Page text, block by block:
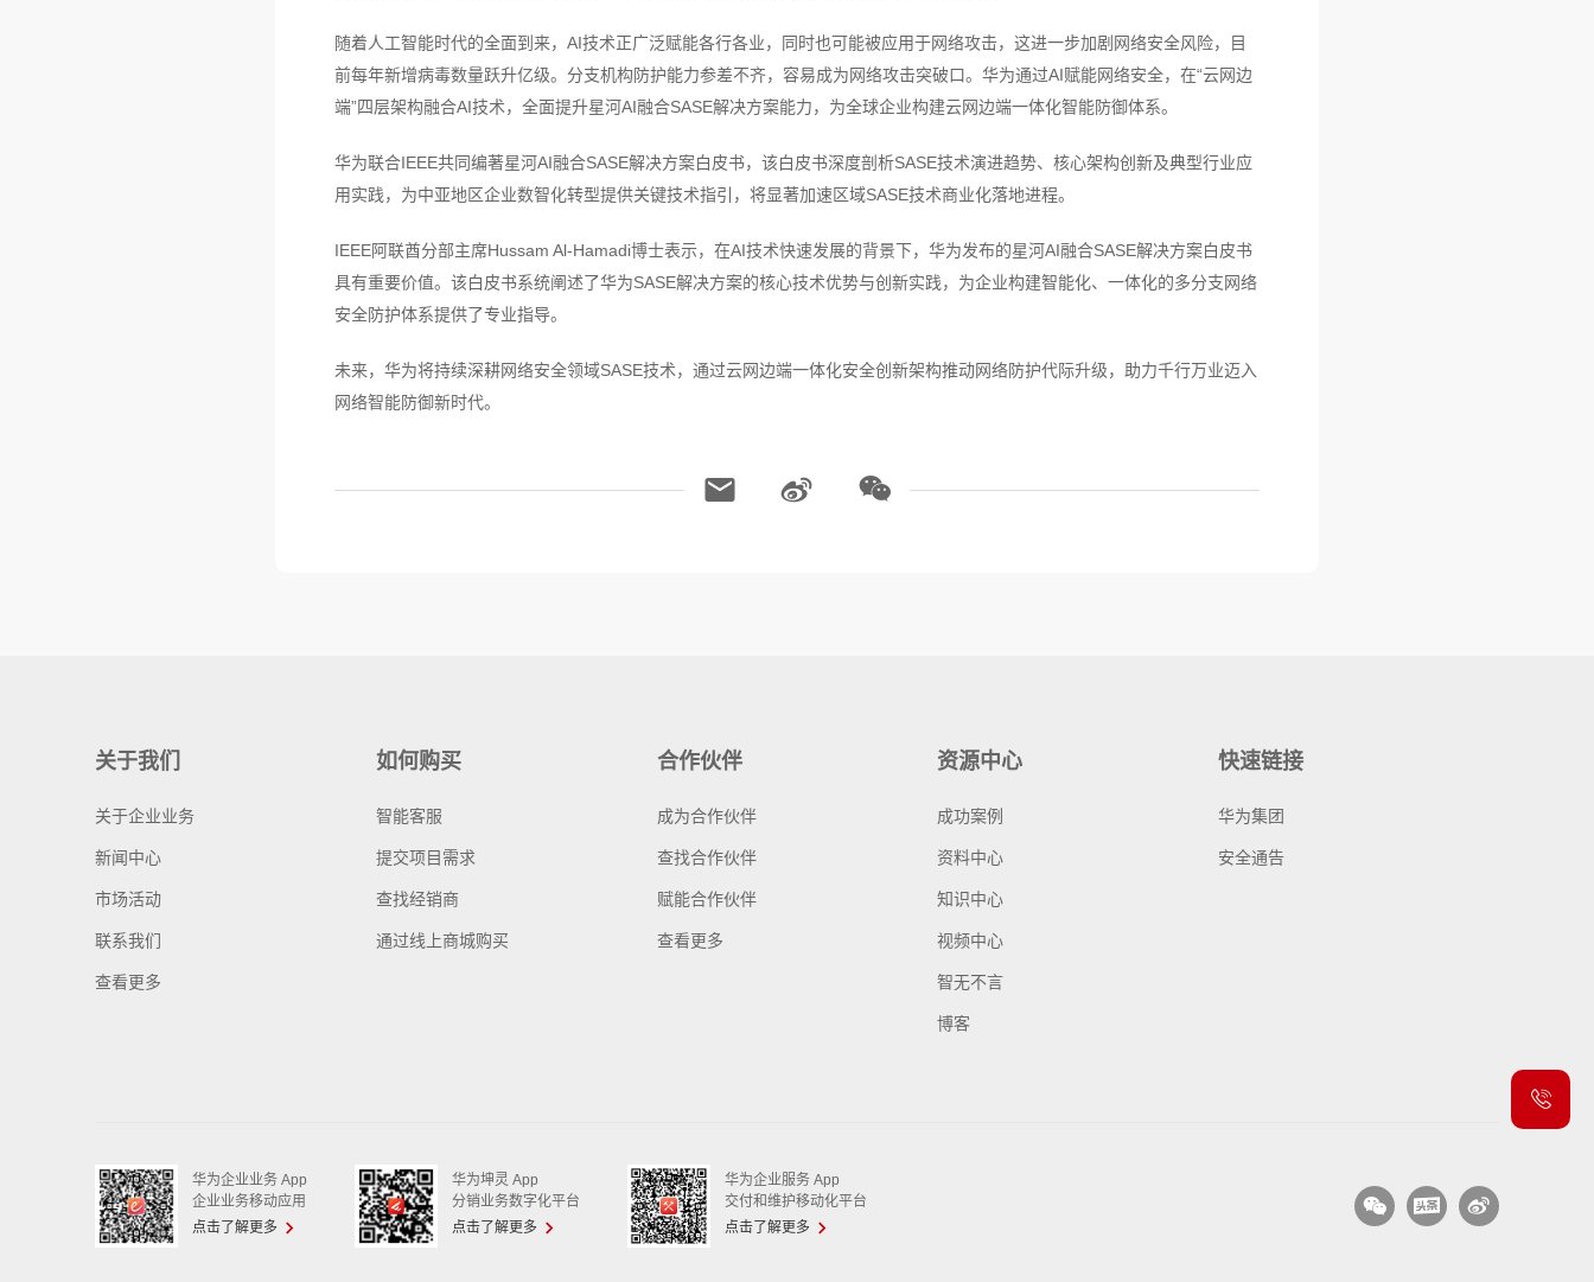
随着人工智能时代的全面到来，AI技术正广泛赋能各行各业，同时也可能被应用于网络攻击，这进一步加剧网络安全风险，目
前每年新增病毒数量跃升亿级。分支机构防护能力参差不齐，容易成为网络攻击突破口。华为通过AI赋能网络安全，在“云网边
端”四层架构融合AI技术，全面提升星河AI融合SASE解决方案能力，为全球企业构建云网边端一体化智能防御体系。
华为联合IEEE共同编著星河AI融合SASE解决方案白皮书，该白皮书深度剖析SASE技术演进趋势、核心架构创新及典型行业应
用实践，为中亚地区企业数智化转型提供关键技术指引，将显著加速区域SASE技术商业化落地进程。
IEEE阿联酋分部主席Hussam Al-Hamadi博士表示，在AI技术快速发展的背景下，华为发布的星河AI融合SASE解决方案白皮书
具有重要价值。该白皮书系统阐述了华为SASE解决方案的核心技术优势与创新实践，为企业构建智能化、一体化的多分支网络
安全防护体系提供了专业指导。
未来，华为将持续深耕网络安全领域SASE技术，通过云网边端一体化安全创新架构推动网络防护代际升级，助力千行万业迈入
网络智能防御新时代。
关于我们
关于企业业务
新闻中心
市场活动
联系我们
查看更多
如何购买
智能客服
提交项目需求
查找经销商
通过线上商城购买
合作伙伴
成为合作伙伴
查找合作伙伴
赋能合作伙伴
查看更多
资源中心
成功案例
资料中心
知识中心
视频中心
智无不言
博客
快速链接
华为集团
安全通告
华为企业业务 App
企业业务移动应用
点击了解更多
华为坤灵 App
分销业务数字化平台
点击了解更多
华为企业服务 App
交付和维护移动化平台
点击了解更多